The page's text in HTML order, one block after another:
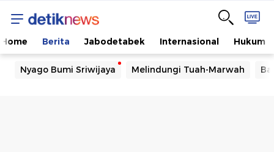
Home Berita Jabodetabek Internasional Hukum
Nyago Bumi Sriwijaya Melindungi Tuah-Marwah